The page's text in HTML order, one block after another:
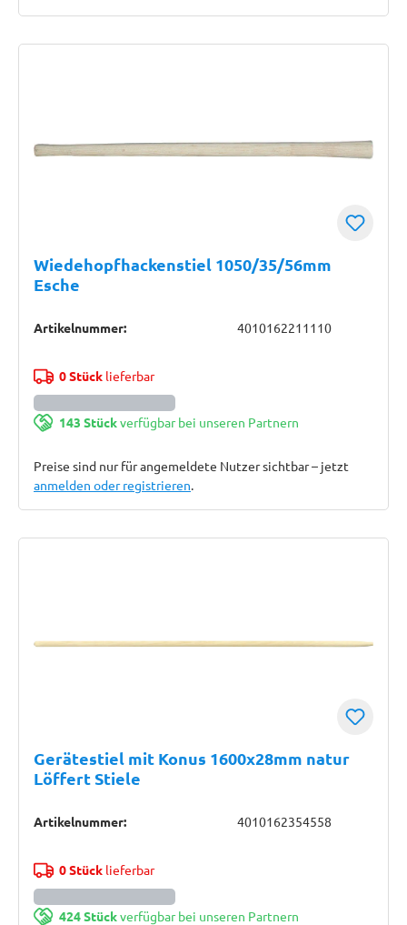
Wiedehopfhackenstiel 1050/35/56mm
Esche
Artikelnummer: 4010162211110
0 Stücklieferbar
143 Stückverfügbar bei unseren Partnern
Preise sind nur für angemeldete Nutzer sichtbar – jetzt
anmelden oder registrieren.
Gerätestiel mit Konus 1600x28mm natur
Löffert Stiele
Artikelnummer: 4010162354558
0 Stücklieferbar
424 Stückverfügbar bei unseren Partnern